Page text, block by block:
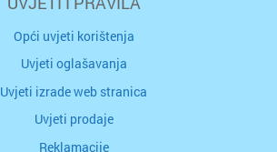
Opći uvjeti korištenja
Uvjeti oglašavanja
Uvjeti izrade web stranica
Uvjeti prodaje
Reklamacije